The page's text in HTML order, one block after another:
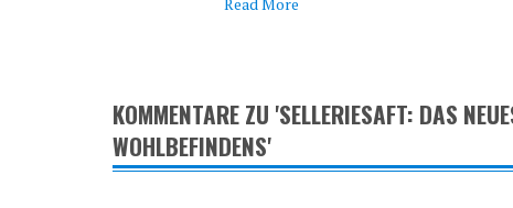
KOMMENTARE ZU 'SELLERIESAFT: DAS
WOHLBEFINDENS'